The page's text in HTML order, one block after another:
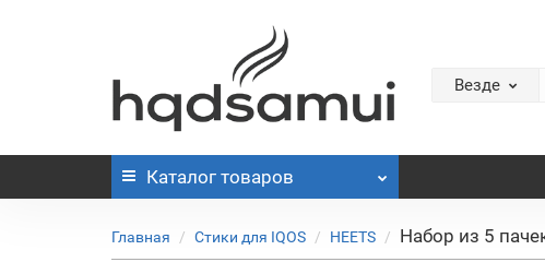
Везде
Каталог товаров
Главная Стики для IQOS HEETS Набор из 5